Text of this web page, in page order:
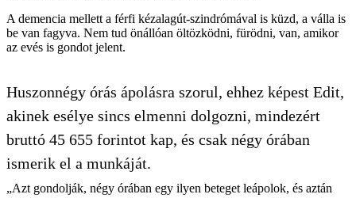
A demencia mellett a férfi kézalagút-szindrómával is küzd, a válla is
be van fagyva. Nem tud önállóan öltözködni, fürödni, van, amikor
az evés is gondot jelent.
Huszonnégy órás ápolásra szorul, ehhez képest Edit,
akinek esélye sincs elmenni dolgozni, mindezért
bruttó 45 655 forintot kap, és csak négy órában
ismerik el a munkáját.
„Azt gondolják, négy órában egy ilyen beteget leápolok, és aztán